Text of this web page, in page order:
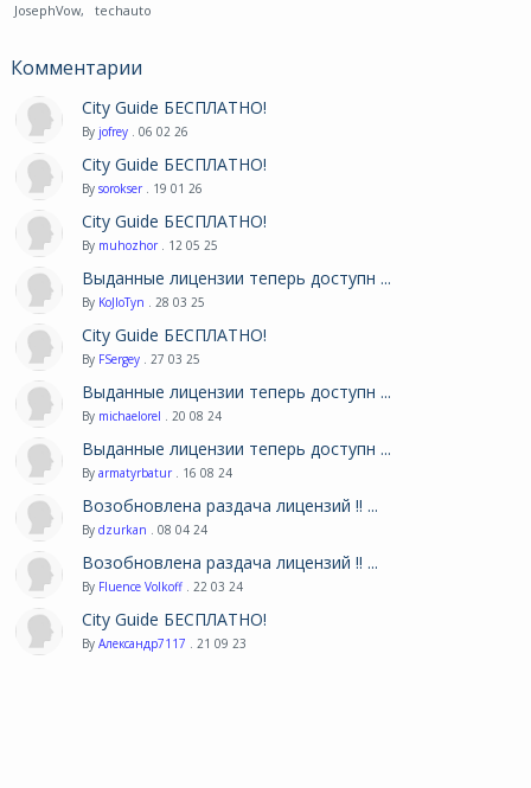
JosephVow, techauto
Комментарии
City Guide БЕСПЛАТНО!
By jofrey . 06 02 26
City Guide БЕСПЛАТНО!
By sorokser . 19 01 26
City Guide БЕСПЛАТНО!
By muhozhor . 12 05 25
Выданные лицензии теперь доступн ...
By KoJIoTyn . 28 03 25
City Guide БЕСПЛАТНО!
By FSergey . 27 03 25
Выданные лицензии теперь доступн ...
By michaelorel . 20 08 24
Выданные лицензии теперь доступн ...
By armatyrbatur . 16 08 24
Возобновлена раздача лицензий !! ...
By dzurkan . 08 04 24
Возобновлена раздача лицензий !! ...
By Fluence Volkoff . 22 03 24
City Guide БЕСПЛАТНО!
By Александр7117 . 21 09 23